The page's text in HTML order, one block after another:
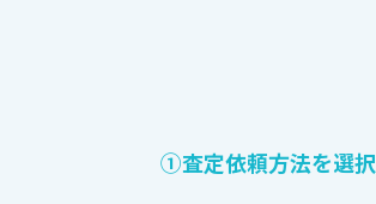
①査定依頼方法を選択